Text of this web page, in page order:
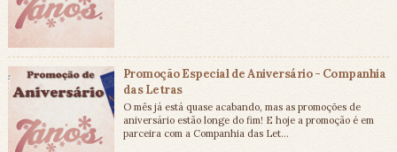
Promoção Especial de Aniversário - Companhia
das Letras
O mês já está quase acabando, mas as promoções de
aniversário estão longe do fim! E hoje a promoção é em
parceira com a Companhia das Let...